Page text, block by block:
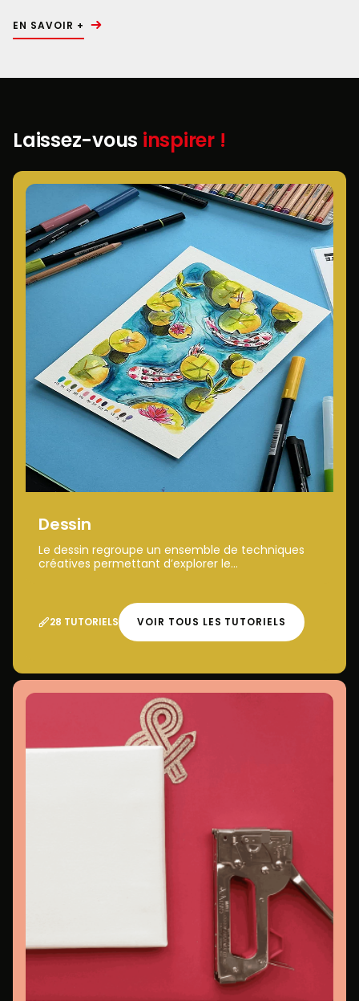
EN SAVOIR +
Laissez-vous inspirer !
Dessin
Le dessin regroupe un ensemble de techniques
créatives permettant d’explorer le...
28 TUTORIELS VOIR TOUS LES TUTORIELS